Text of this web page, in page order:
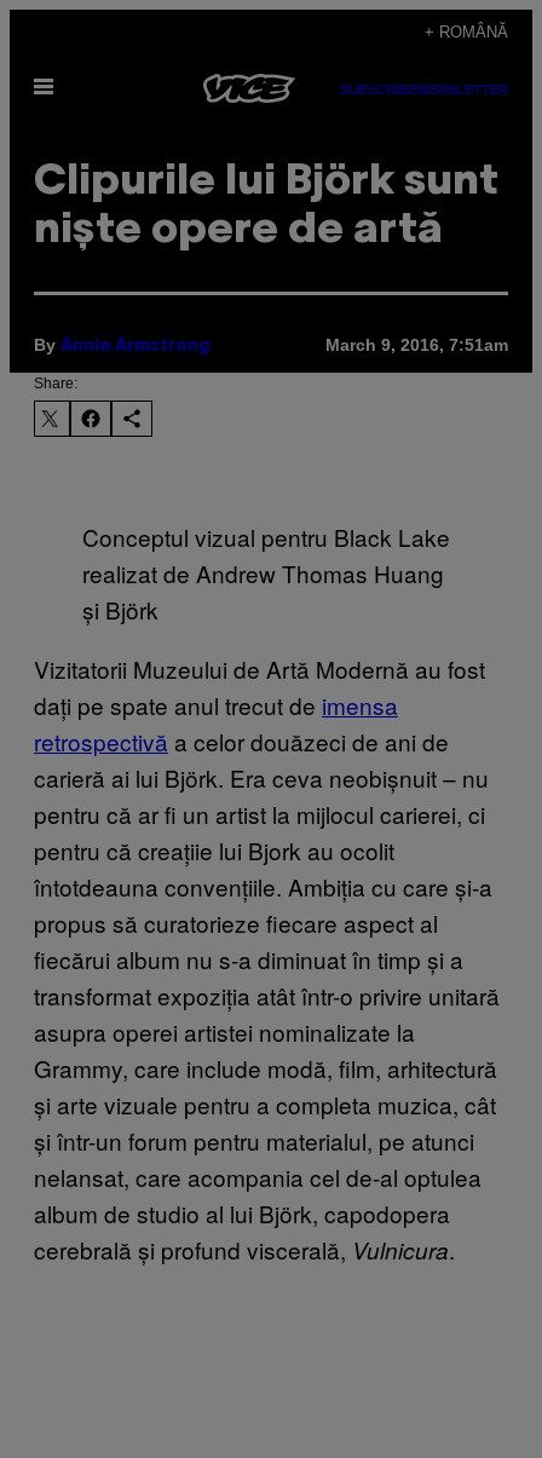
content
+ ROMÂNĂ
Open
SUBSCRIBENEWSLETTER
Clipurile lui Björk sunt
niște opere de artă
By Annie Armstrong March 9, 2016, 7:51am
Share:
Conceptul vizual pentru Black Lake
realizat de Andrew Thomas Huang
și Björk
Vizitatorii Muzeului de Artă Modernă au fost
dați pe spate anul trecut de imensa
retrospectivă a celor douăzeci de ani de
carieră ai lui Björk. Era ceva neobișnuit – nu
pentru că ar fi un artist la mijlocul carierei, ci
pentru că creațiie lui Bjork au ocolit
întotdeauna convențiile. Ambiția cu care și-a
propus să curatorieze fiecare aspect al
fiecărui album nu s-a diminuat în timp și a
transformat expoziția atât într-o privire unitară
asupra operei artistei nominalizate la
Grammy, care include modă, film, arhitectură
și arte vizuale pentru a completa muzica, cât
și într-un forum pentru materialul, pe atunci
nelansat, care acompania cel de-al optulea
album de studio al lui Björk, capodopera
cerebrală și profund viscerală, Vulnicura.